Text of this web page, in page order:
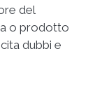
del
o prodotto
dubbi e